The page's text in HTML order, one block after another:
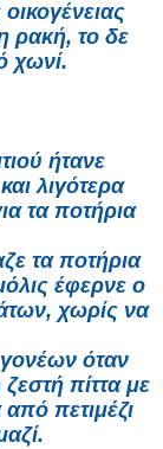
ρακή, το δε
χωνί.
ήτανε
λιγότερα
τα ποτήρια
τα ποτήρια
έφερνε ο
χωρίς να
όταν
πίττα με
πετιμέζι